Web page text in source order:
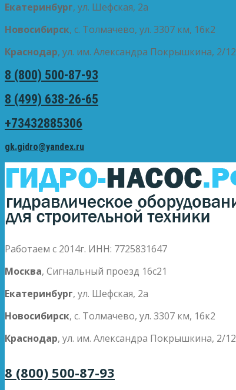
Екатеринбург, ул. Шефская, 2а
Новосибирск, с. Толмачево, ул. 3307 км, 16к2
Краснодар, ул. им. Александра Покрышкина, 2/12
8 (800) 500-87-93
8 (499) 638-26-65
+73432885306
gk.gidro@yandex.ru
Работаем с 2014г. ИНН: 7725831647
Москва, Сигнальный проезд 16с21
Екатеринбург, ул. Шефская, 2а
Новосибирск, с. Толмачево, ул. 3307 км, 16к2
Краснодар, ул. им. Александра Покрышкина, 2/12
8 (800) 500-87-93